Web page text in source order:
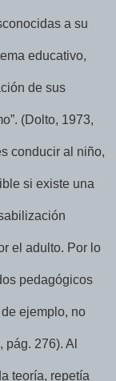
a su
educativo,
de sus
(Dolto, 1973,
conducir al niño,
si existe una
el adulto. Por lo
pedagógicos
ejemplo, no
276). Al
teoría, repetía